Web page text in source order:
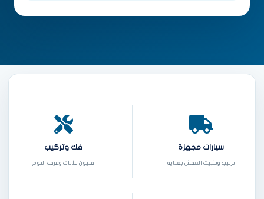
سيارات مجهزة
ترتيب وتثبيت العفش بعناية
فك وتركيب
فنيون للأثاث وغرف النوم